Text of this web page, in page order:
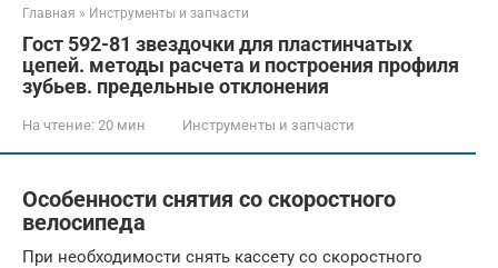
Главная » Инструменты и запчасти
Гост 592-81 звездочки для пластинчатых
цепей. методы расчета и построения профиля
зубьев. предельные отклонения
На чтение: 20 мин Инструменты и запчасти
Особенности снятия со скоростного
велосипеда
При необходимости снять кассету со скоростного